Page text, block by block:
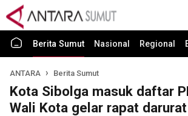
Berita Sumut Nasional Regional
ANTARA Berita Sumut
Kota Sibolga masuk daftar
Wali Kota gelar rapat darurat